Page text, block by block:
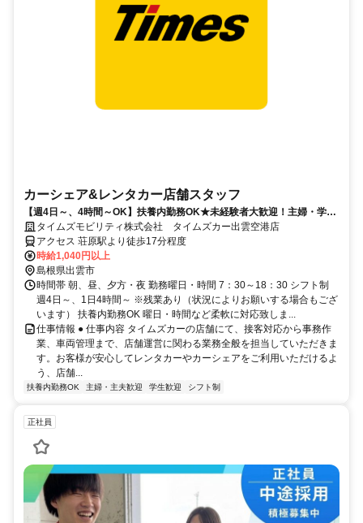
カーシェア&レンタカー店舗スタッフ
【週4日～、4時間～OK】扶養内勤務OK★未経験者大歓迎！主婦・学
生・中高年活躍中
タイムズモビリティ株式会社 タイムズカー出雲空港店
アクセス 荘原駅より徒歩17分程度
時給1,040円以上
島根県出雲市
時間帯 朝、昼、夕方・夜 勤務曜日・時間 7：30～18：30 シフト制
週4日～、1日4時間～ ※残業あり（状況によりお願いする場合もござ
います） 扶養内勤務OK 曜日・時間など柔軟に対応致しま...
仕事情報 ● 仕事内容 タイムズカーの店舗にて、接客対応から事務作
業、車両管理まで、店舗運営に関わる業務全般を担当していただきま
す。お客様が安心してレンタカーやカーシェアをご利用いただけるよ
う、店舗...
扶養内勤務OK 主婦・主夫歓迎 学生歓迎 シフト制
正社員